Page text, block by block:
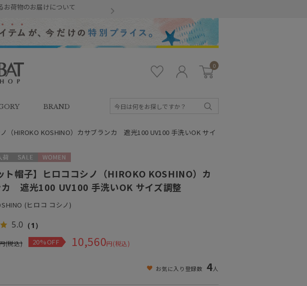
お荷物のお届けについて
ンシ
イ
ン
0
BRAND
ノ（HIROKO KOSHINO）カサブランカ 遮光100 UV100 手洗いOK サイ
ト帽子】ヒロココシノ（HIROKO KOSHINO）カ
カ 遮光100 UV100 手洗いOK サイズ調整
(ヒロコ コシノ)
5.0 （1）
(税込) 20%OFF 10,560円(税込)
お気に入り登録数 4人